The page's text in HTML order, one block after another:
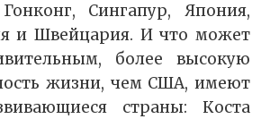
Сингапур, Япония,
и Швейцария. И что может
более высокую
жизни, чем США, имеют
страны: Коста